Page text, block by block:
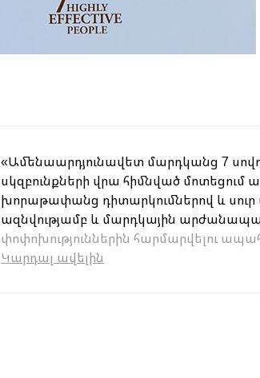
«Ամենաարդյունավետ մարդկանց 7
սկզբունքների վրա հիմնված
խորաթափանց դիտարկումներով և սուր
ազնվությամբ և մարդկային
փոփոխություններին հարմարվելու
Կարդալ ավելին